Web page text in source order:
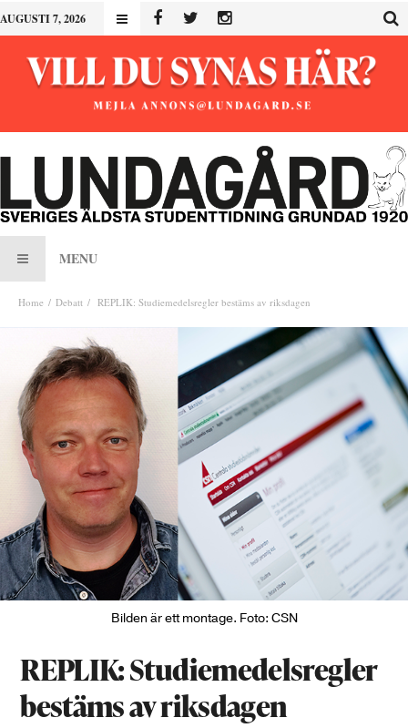
AUGUSTI 7, 2026
MENU
Home Debatt REPLIK: Studiemedelsregler bestäms av riksdagen
Bilden är ett montage. Foto: CSN
REPLIK: Studiemedelsregler
bestäms av riksdagen